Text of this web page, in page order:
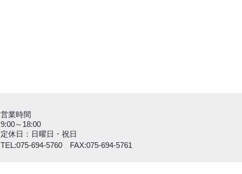
営業時間
9:00～18:00
定休日：日曜日・祝日
TEL:075-694-5760 FAX:075-694-5761